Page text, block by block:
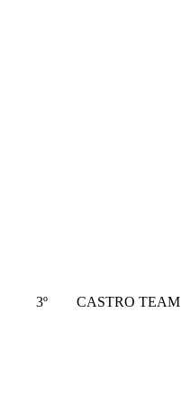
3º CASTRO TEAM